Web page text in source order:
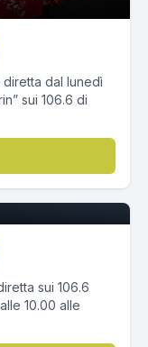
dal lunedì
sui 106.6 di
sui 106.6
10.00 alle